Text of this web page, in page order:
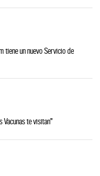
tiene un nuevo Servicio de
Vacunas te visitan”